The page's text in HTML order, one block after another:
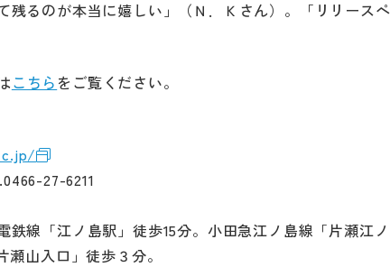
残るのが本当に嬉しい」（Ｎ．Ｋさん）。「リリース
こちら をご覧ください。
27-6211
線「江ノ島駅」徒歩15分。小田急江ノ島線「片瀬江
山入口」徒歩３分。